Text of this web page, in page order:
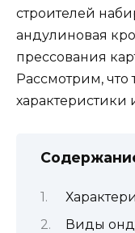
строителей
андулиновая
прессования
Рассмотрим, что
характеристики
Виды